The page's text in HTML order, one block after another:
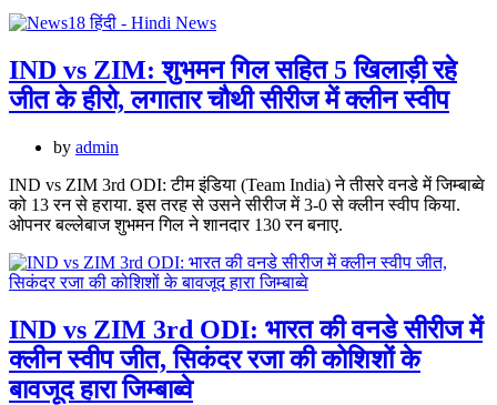
IND vs ZIM: शुभमन गिल सहित 5 खिलाड़ी रहे
जीत के हीरो, लगातार चौथी सीरीज में क्लीन स्वीप
by admin
IND vs ZIM 3rd ODI: टीम इंडिया (Team India) ने तीसरे वनडे में जिम्बाब्वे
को 13 रन से हराया. इस तरह से उसने सीरीज में 3-0 से क्लीन स्वीप किया.
ओपनर बल्लेबाज शुभमन गिल ने शानदार 130 रन बनाए.
IND vs ZIM 3rd ODI: भारत की वनडे सीरीज में
क्लीन स्वीप जीत, सिकंदर रजा की कोशिशों के
बावजूद हारा जिम्बाब्वे